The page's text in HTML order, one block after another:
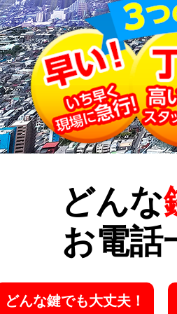
どんな
お電話
どんな鍵でも大丈夫！